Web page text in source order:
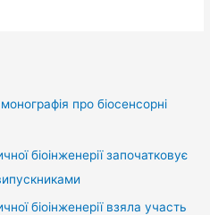
про біосенсорні
біоінженерії започатковує
біоінженерії взяла участь